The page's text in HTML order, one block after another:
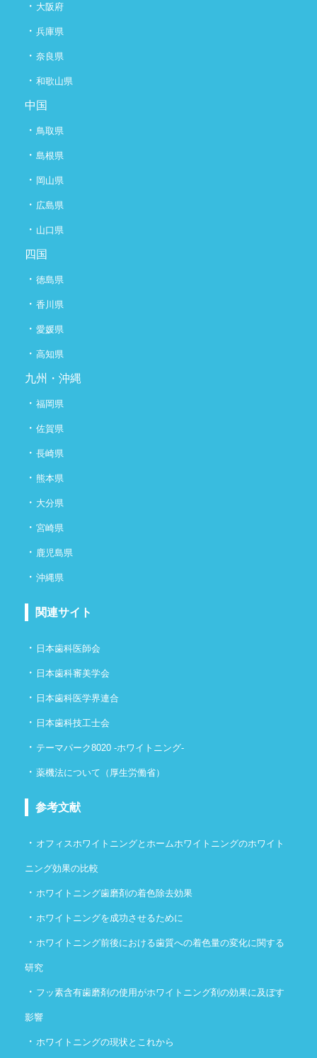
・ 大阪府
・ 兵庫県
・ 奈良県
・ 和歌山県
中国
・ 鳥取県
・ 島根県
・ 岡山県
・ 広島県
・ 山口県
四国
・ 徳島県
・ 香川県
・ 愛媛県
・ 高知県
九州・沖縄
・ 福岡県
・ 佐賀県
・ 長崎県
・ 熊本県
・ 大分県
・ 宮崎県
・ 鹿児島県
・ 沖縄県
関連サイト
・ 日本歯科医師会
・ 日本歯科審美学会
・ 日本歯科医学界連合
・ 日本歯科技工士会
・ テーマパーク8020 -ホワイトニング-
・ 薬機法について（厚生労働省）
参考文献
・ オフィスホワイトニングとホームホワイトニングのホワイト
ニング効果の比較
・ ホワイトニング歯磨剤の着色除去効果
・ ホワイトニングを成功させるために
・ ホワイトニング前後における歯質への着色量の変化に関する
研究
・ フッ素含有歯磨剤の使用がホワイトニング剤の効果に及ぼす
影響
・ ホワイトニングの現状とこれから